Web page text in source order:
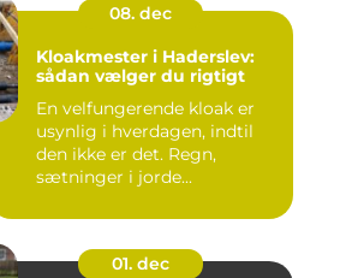
08. dec
Kloakmester i Haderslev:
sådan vælger du rigtigt
En velfungerende kloak er
usynlig i hverdagen, indtil
den ikke er det. Regn,
sætninger i jorde...
01. dec